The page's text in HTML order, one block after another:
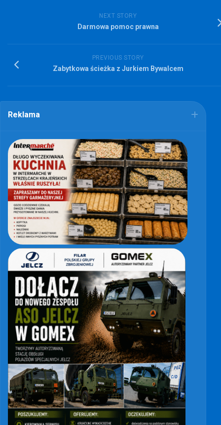
NEXT STORY
Darmowa pomoc prawna
PREVIOUS STORY
Zabytkowa ścieżka z Jurkiem Bywalcem
Reklama